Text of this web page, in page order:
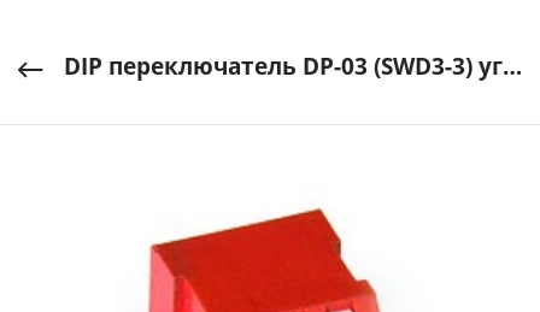
DIP переключатель DP-03 (SWD3-3) угловой красный с выступающим движком RUICHI арт. DP03SWD33